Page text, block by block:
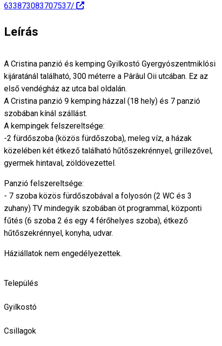
633873083707537/
Leírás
A Cristina panzió és kemping Gyilkostó Gyergyószentmiklósi
kijáratánál található, 300 méterre a Pârâul Oii utcában. Ez az
első vendégház az utca bal oldalán.
A Cristina panzió 9 kemping házzal (18 hely) és 7 panzió
szobában kínál szállást.
A kempingek felszereltsége:
-2 fürdőszoba (közös fürdőszoba), meleg víz, a házak
közelében két étkező található hűtőszekrénnyel, grillezővel,
gyermek hintaval, zöldövezettel.
Panzió felszereltsége:
- 7 szoba közös fürdőszobával a folyosón (2 WC és 3
zuhany) TV mindegyik szobában öt programmal, központi
fűtés (6 szoba 2 és egy 4 férőhelyes szoba), étkező
hűtőszekrénnyel, konyha, udvar.
Háziállatok nem engedélyezettek.
Település
Gyilkostó
Csillagok